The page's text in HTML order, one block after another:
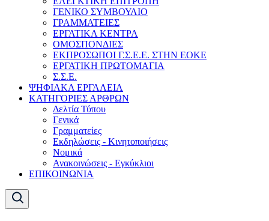
ΓΕΝΙΚΟ ΣΥΜΒΟΥΛΙΟ
ΓΡΑΜΜΑΤΕΙΕΣ
ΕΡΓΑΤΙΚΑ ΚΕΝΤΡΑ
ΟΜΟΣΠΟΝΔΙΕΣ
ΕΚΠΡΟΣΩΠΟΙ Γ.Σ.Ε.Ε. ΣΤΗΝ ΕΟΚΕ
ΕΡΓΑΤΙΚΗ ΠΡΩΤΟΜΑΓΙΑ
Σ.Σ.Ε.
ΨΗΦΙΑΚΑ ΕΡΓΑΛΕΙΑ
ΚΑΤΗΓΟΡΙΕΣ ΑΡΘΡΩΝ
Δελτία Τύπου
Γενικά
Γραμματείες
Εκδηλώσεις - Κινητοποιήσεις
Νομικά
Ανακοινώσεις - Εγκύκλιοι
ΕΠΙΚΟΙΝΩΝΙΑ